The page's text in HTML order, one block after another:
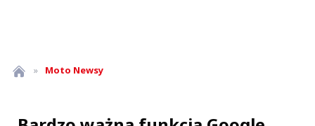
» Moto Newsy